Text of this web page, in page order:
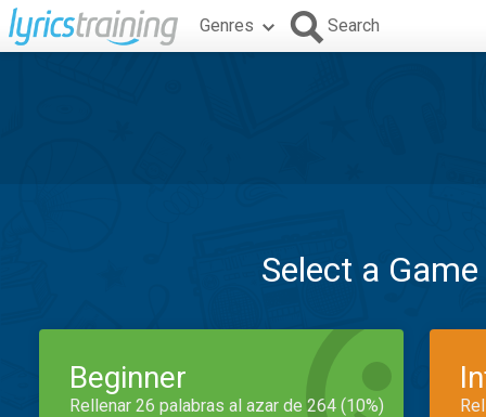
Genres Search
Select a
Beginner
Rellenar 26 palabras al azar de 264 (10%)